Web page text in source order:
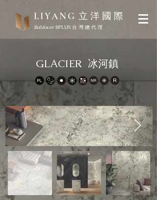
LIYANG 立 洋 國 際
Baldocer BPLUS 台 灣 總 代 理
GLACIER 冰河鎮